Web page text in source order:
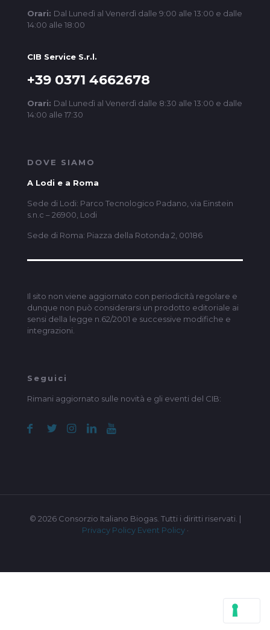
Orari: Dal Lunedì al Venerdì dalle 9:00 alle 13:00 e dalle
14:00 alle 18:00
CIB Service S.r.l.
+39 0371 4662678
Orari: Dal Lunedì al Venerdì dalle 8:30 alle 13:00 e dalle
14:00 alle 17:30
DOVE SIAMO
A Lodi e a Roma
Sede di Lodi: Parco Tecnologico Padano, via Einstein
s.n.c – 26900, Lodi
Sede di Roma: Piazza della Rotonda 2, 00186
Il sito non viene aggiornato con periodicità regolare e
dunque non può considerarsi un prodotto editoriale ai
sensi della legge n.62/2001 e successive modifiche e
integrazioni.
Seguici
Rimani aggiornato sulle novità e gli eventi del CIB:
© 2026 Consorzio Italiano Biogas. Tutti i diritti riservati. |
Privacy Policy Event Policy·